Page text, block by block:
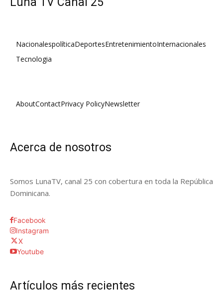
NacionalespolíticaDeportesEntretenimientoInternacionales
Tecnologia
AboutContactPrivacy PolicyNewsletter
Acerca de nosotros
Somos LunaTV, canal 25 con cobertura en toda la República
Dominicana.
Facebook
Instagram
X
Youtube
Artículos más recientes